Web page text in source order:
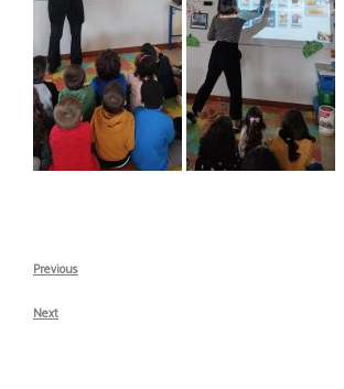
Navegação
de
artigos
Previous
Previous
Next
Next